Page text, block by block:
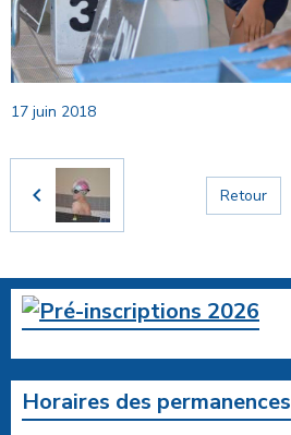
17 juin 2018
Retour
Horaires des permanences